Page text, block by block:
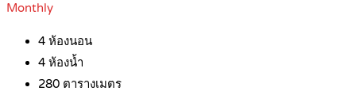
Monthly
4 ห้องนอน
4 ห้องน้ำ
280 ตารางเมตร